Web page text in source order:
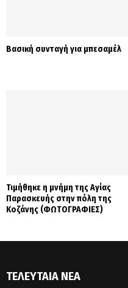
Βασική συνταγή για μπεσαμέλ
Τιμήθηκε η μνήμη της Αγίας
Παρασκευής στην πόλη της
Κοζάνης (ΦΩΤΟΓΡΑΦΙΕΣ)
ΤΕΛΕΥΤΑΊΑ ΝΈΑ